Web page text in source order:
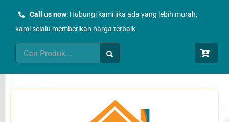
Call us now: Hubungi kami jika ada yang lebih murah,
kami selalu memberikan harga terbaik
Search
for: